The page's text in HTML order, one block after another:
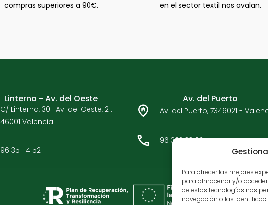
Para ofrecer las mejores
para almacenar y/o
de estas tecnologías nos
navegación o las
compras superiores a 90€.
en el sector textil nos avalan.
Linterna - Av. del Oeste
C/ Linterna, 30 | Av. del Oeste, 21.
46001 Valencia
96 351 14 52
Av. del Puerto
Av. del Puerto, 7346021 -
96 362 33 92